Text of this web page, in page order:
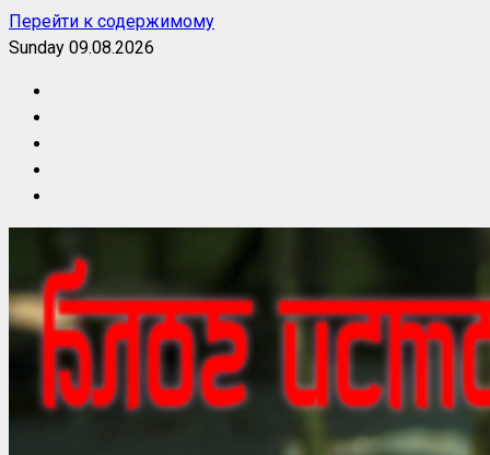
Перейти к содержимому
Sunday 09.08.2026